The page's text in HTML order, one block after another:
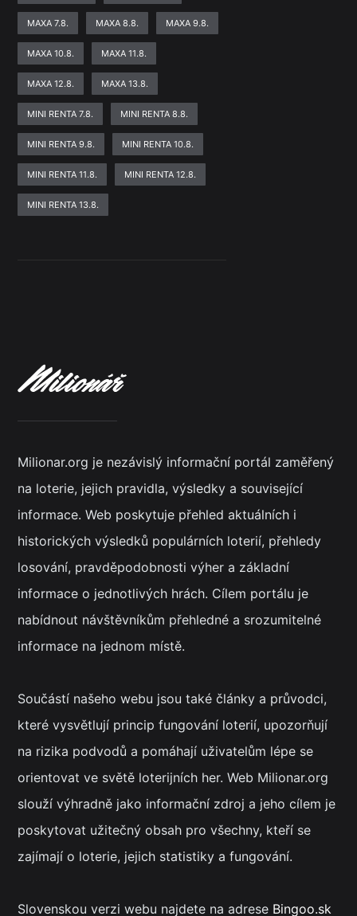
MAXA 7.8. MAXA 8.8. MAXA 9.8.
MAXA 10.8. MAXA 11.8.
MAXA 12.8. MAXA 13.8.
MINI RENTA 7.8. MINI RENTA 8.8.
MINI RENTA 9.8. MINI RENTA 10.8.
MINI RENTA 11.8. MINI RENTA 12.8.
MINI RENTA 13.8.
Milionar.org je nezávislý informační portál zaměřený
na loterie, jejich pravidla, výsledky a související
informace. Web poskytuje přehled aktuálních i
historických výsledků populárních loterií, přehledy
losování, pravděpodobnosti výher a základní
informace o jednotlivých hrách. Cílem portálu je
nabídnout návštěvníkům přehledné a srozumitelné
informace na jednom místě.
Součástí našeho webu jsou také články a průvodci,
které vysvětlují princip fungování loterií, upozorňují
na rizika podvodů a pomáhají uživatelům lépe se
orientovat ve světě loterijních her. Web Milionar.org
slouží výhradně jako informační zdroj a jeho cílem je
poskytovat užitečný obsah pro všechny, kteří se
zajímají o loterie, jejich statistiky a fungování.
Slovenskou verzi webu najdete na adrese Bingoo.sk